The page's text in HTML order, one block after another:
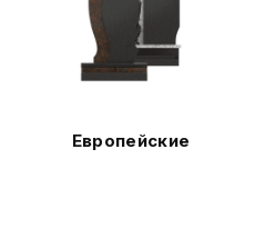
Европейские